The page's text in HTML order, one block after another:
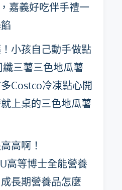
嘉義好吃伴手禮一
小孩自己動手做點
三薯三色地瓜薯
Costco冷凍點心開
上桌的三色地瓜薯
高啊！
高等博士全能營養
長期營養品怎麼